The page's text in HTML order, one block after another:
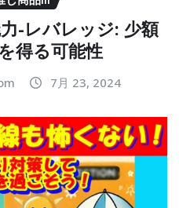
-レバレッジ: 少額
得る可能性
7月 23, 2024